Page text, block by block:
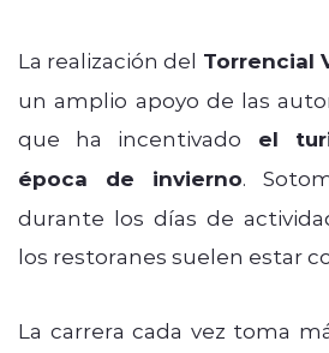
La realización del Torrencial
un amplio apoyo de las
que ha incentivado el
época de invierno.
durante los días de
los restoranes suelen estar
La carrera cada vez toma